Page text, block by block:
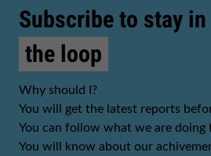
Subscribe to stay in
the loop
Why should I?
You will get the latest reports
You can follow what we are doing
You will know about our